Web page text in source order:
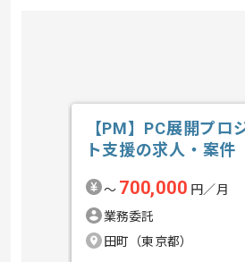
【PM】PC展開プロ
ト支援の求人・案件
〜 700,000 円／月
業務委託
田町（東京都）